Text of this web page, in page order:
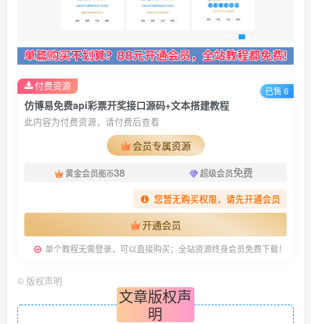
仿博易免费api彩票开奖接口源码+文本搭建教程
此内容为付费资源，请付费后查看
会员专属资源
黄金会员 图币38 超级会员免费
您暂无购买权限，请先开通会员
开通会员
单个教程无需登录，可以直接购买；全站资源终身会员免费下载！
付费资源 已售 6
© 版权声明
文章版权声
明